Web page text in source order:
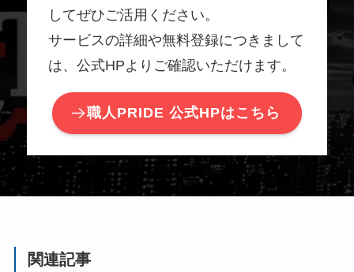
してぜひご活用ください。
サービスの詳細や無料登録につきまして
は、公式HPよりご確認いただけます。
職人PRIDE 公式HPはこちら
関連記事